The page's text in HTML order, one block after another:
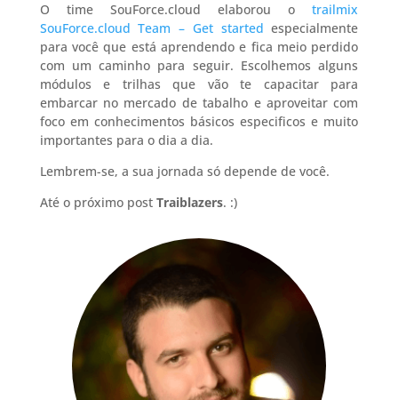
O time SouForce.cloud elaborou otrailmix
SouForce.cloud Team – Get startedespecialmente
para você que está aprendendo e fica meio perdido
com um caminho para seguir. Escolhemos alguns
módulos e trilhas que vão te capacitar para
embarcar no mercado de tabalho e aproveitar com
foco em conhecimentos básicos especificos e muito
importantes para o dia a dia.
Lembrem-se, a sua jornada só depende de você.
Até o próximo post Traiblazers. :)